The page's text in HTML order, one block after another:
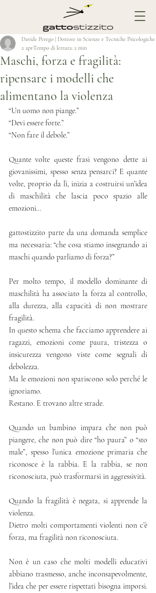
Maschi, forza e fragilità:
ripensare i modelli che
alimentano la violenza
Davide Perego | Dottore in Scienze e Tecniche Psicologiche
2 aprTempo di lettura: 2 min
“Un uomo non piange.”
“Devi essere forte.”
“Non fare il debole.”
Quante volte queste frasi vengono dette ai
giovanissimi, spesso senza pensarci? E quante
volte, proprio da lì, inizia a costruirsi un’idea
di maschilità che lascia poco spazio alle
emozioni…
gattostizzito parte da una domanda semplice
ma necessaria: “che cosa stiamo insegnando ai
maschi quando parliamo di forza?”
Per molto tempo, il modello dominante di
maschilità ha associato la forza al controllo,
alla durezza, alla capacità di non mostrare
fragilità.
In questo schema che facciamo apprendere ai
ragazzi, emozioni come paura, tristezza o
insicurezza vengono viste come segnali di
debolezza.
Ma le emozioni non spariscono solo perché le
ignoriamo.
Restano. E trovano altre strade.
Quando un bambino impara che non può
piangere, che non può dire “ho paura” o “sto
male”, spesso l’unica emozione primaria che
riconosce è la rabbia. E la rabbia, se non
riconosciuta, può trasformarsi in aggressività.
Quando la fragilità è negata, si apprende la
violenza.
Dietro molti comportamenti violenti non c’è
forza, ma fragilità non riconosciuta.
Non è un caso che molti modelli educativi
abbiano trasmesso, anche inconsapevolmente,
l’idea che per essere rispettati bisogna imporsi.